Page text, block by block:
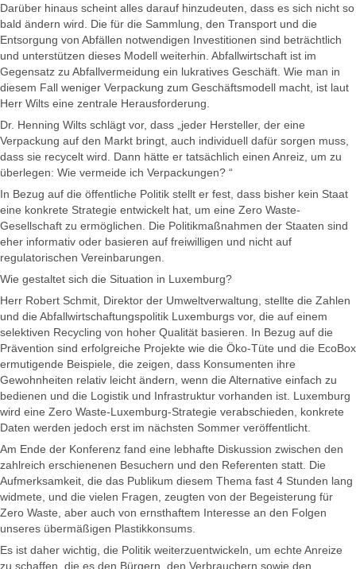
Darüber hinaus scheint alles darauf hinzudeuten, dass es sich nicht so
bald ändern wird. Die für die Sammlung, den Transport und die
Entsorgung von Abfällen notwendigen Investitionen sind beträchtlich
und unterstützen dieses Modell weiterhin. Abfallwirtschaft ist im
Gegensatz zu Abfallvermeidung ein lukratives Geschäft. Wie man in
diesem Fall weniger Verpackung zum Geschäftsmodell macht, ist laut
Herr Wilts eine zentrale Herausforderung.
Dr. Henning Wilts schlägt vor, dass „jeder Hersteller, der eine
Verpackung auf den Markt bringt, auch individuell dafür sorgen muss,
dass sie recycelt wird. Dann hätte er tatsächlich einen Anreiz, um zu
überlegen: Wie vermeide ich Verpackungen? “
In Bezug auf die öffentliche Politik stellt er fest, dass bisher kein Staat
eine konkrete Strategie entwickelt hat, um eine Zero Waste-
Gesellschaft zu ermöglichen. Die Politikmaßnahmen der Staaten sind
eher informativ oder basieren auf freiwilligen und nicht auf
regulatorischen Vereinbarungen.
Wie gestaltet sich die Situation in Luxemburg?
Herr Robert Schmit, Direktor der Umweltverwaltung, stellte die Zahlen
und die Abfallwirtschaftungspolitik Luxemburgs vor, die auf einem
selektiven Recycling von hoher Qualität basieren. In Bezug auf die
Prävention sind erfolgreiche Projekte wie die Öko-Tüte und die EcoBox
ermutigende Beispiele, die zeigen, dass Konsumenten ihre
Gewohnheiten relativ leicht ändern, wenn die Alternative einfach zu
bedienen und die Logistik und Infrastruktur vorhanden ist. Luxemburg
wird eine Zero Waste-Luxemburg-Strategie verabschieden, konkrete
Daten werden jedoch erst im nächsten Sommer veröffentlicht.
Am Ende der Konferenz fand eine lebhafte Diskussion zwischen den
zahlreich erschienenen Besuchern und den Referenten statt. Die
Aufmerksamkeit, die das Publikum diesem Thema fast 4 Stunden lang
widmete, und die vielen Fragen, zeugten von der Begeisterung für
Zero Waste, aber auch von ernsthaftem Interesse an den Folgen
unseres übermäßigen Plastikkonsums.
Es ist daher wichtig, die Politik weiterzuentwickeln, um echte Anreize
zu schaffen, die es den Bürgern, den Verbrauchern sowie den